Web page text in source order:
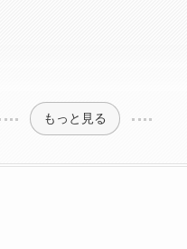
もっと見る